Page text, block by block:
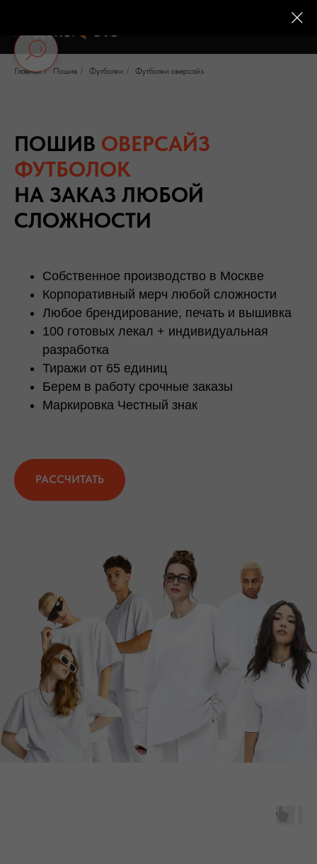
Главная / Пошив / Футболки / Футболки оверсайз
ПОШИВ ОВЕРСАЙЗ
ФУТБОЛОК
НА ЗАКАЗ ЛЮБОЙ
СЛОЖНОСТИ
Собственное производство в Москве
Корпоративный мерч любой сложности
Любое брендирование, печать и вышивка
100 готовых лекал + индивидуальная
разработка
Тиражи от 65 единиц
Берем в работу срочные заказы
Маркировка Честный знак
РАССЧИТАТЬ